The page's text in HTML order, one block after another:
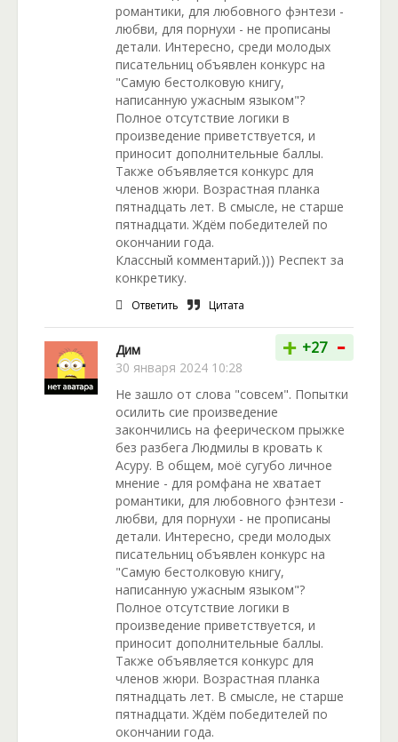
романтики, для любовного фэнтези -
любви, для порнухи - не прописаны
детали. Интересно, среди молодых
писательниц объявлен конкурс на
"Самую бестолковую книгу,
написанную ужасным языком"?
Полное отсутствие логики в
произведение приветствуется, и
приносит дополнительные баллы.
Также объявляется конкурс для
членов жюри. Возрастная планка
пятнадцать лет. В смысле, не старше
пятнадцати. Ждём победителей по
окончании года.
Классный комментарий.))) Респект за
конкретику.
Ответить Цитата
Дим
30 января 2024 10:28
+ +27 -
Не зашло от слова "совсем". Попытки
осилить сие произведение
закончились на феерическом прыжке
без разбега Людмилы в кровать к
Асуру. В общем, моё сугубо личное
мнение - для ромфана не хватает
романтики, для любовного фэнтези -
любви, для порнухи - не прописаны
детали. Интересно, среди молодых
писательниц объявлен конкурс на
"Самую бестолковую книгу,
написанную ужасным языком"?
Полное отсутствие логики в
произведение приветствуется, и
приносит дополнительные баллы.
Также объявляется конкурс для
членов жюри. Возрастная планка
пятнадцать лет. В смысле, не старше
пятнадцати. Ждём победителей по
окончании года.